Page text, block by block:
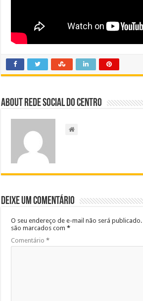
About Rede Social do Centro
Deixe um comentário
O seu endereço de e-mail não será publicado.
são marcados com*
Comentário*